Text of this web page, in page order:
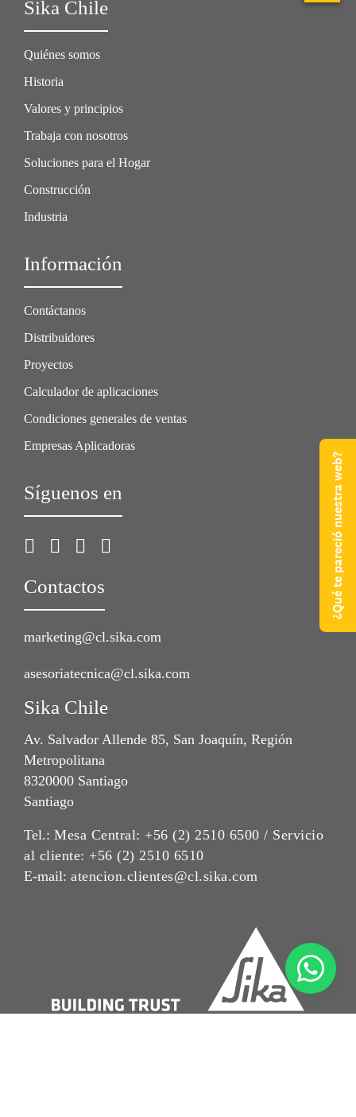
Sika Chile
Quiénes somos
Historia
Valores y principios
Trabaja con nosotros
Soluciones para el Hogar
Construcción
Industria
Información
Contáctanos
Distribuidores
Proyectos
Calculador de aplicaciones
Condiciones generales de ventas
Empresas Aplicadoras
Síguenos en
Contactos
marketing@cl.sika.com
asesoriatecnica@cl.sika.com
Sika Chile
Av. Salvador Allende 85, San Joaquín, Región
Metropolitana
8320000 Santiago
Santiago
Tel.: Mesa Central: +56 (2) 2510 6500 / Servicio
al cliente: +56 (2) 2510 6510
E-mail: atencion.clientes@cl.sika.com
¿Qué te pareció nuestra web?